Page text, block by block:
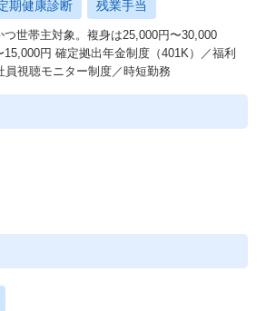
期健康診断 残業手当
つ世帯主対象。複身は25,000円〜30,000
15,000円 確定拠出年金制度（401K）／福利
員視聴モニター制度／時短勤務